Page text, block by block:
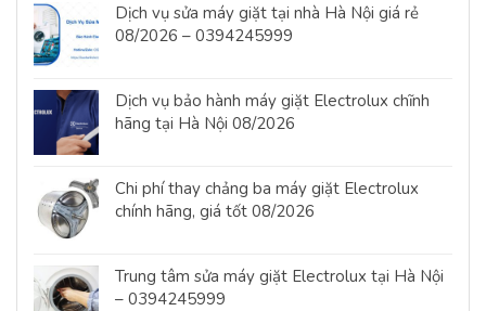
Dịch vụ sửa máy giặt tại nhà Hà Nội giá rẻ
08/2026 – 0394245999
Dịch vụ bảo hành máy giặt Electrolux chĩnh
hãng tại Hà Nội 08/2026
Chi phí thay chảng ba máy giặt Electrolux
chính hãng, giá tốt 08/2026
Trung tâm sửa máy giặt Electrolux tại Hà Nội
– 0394245999